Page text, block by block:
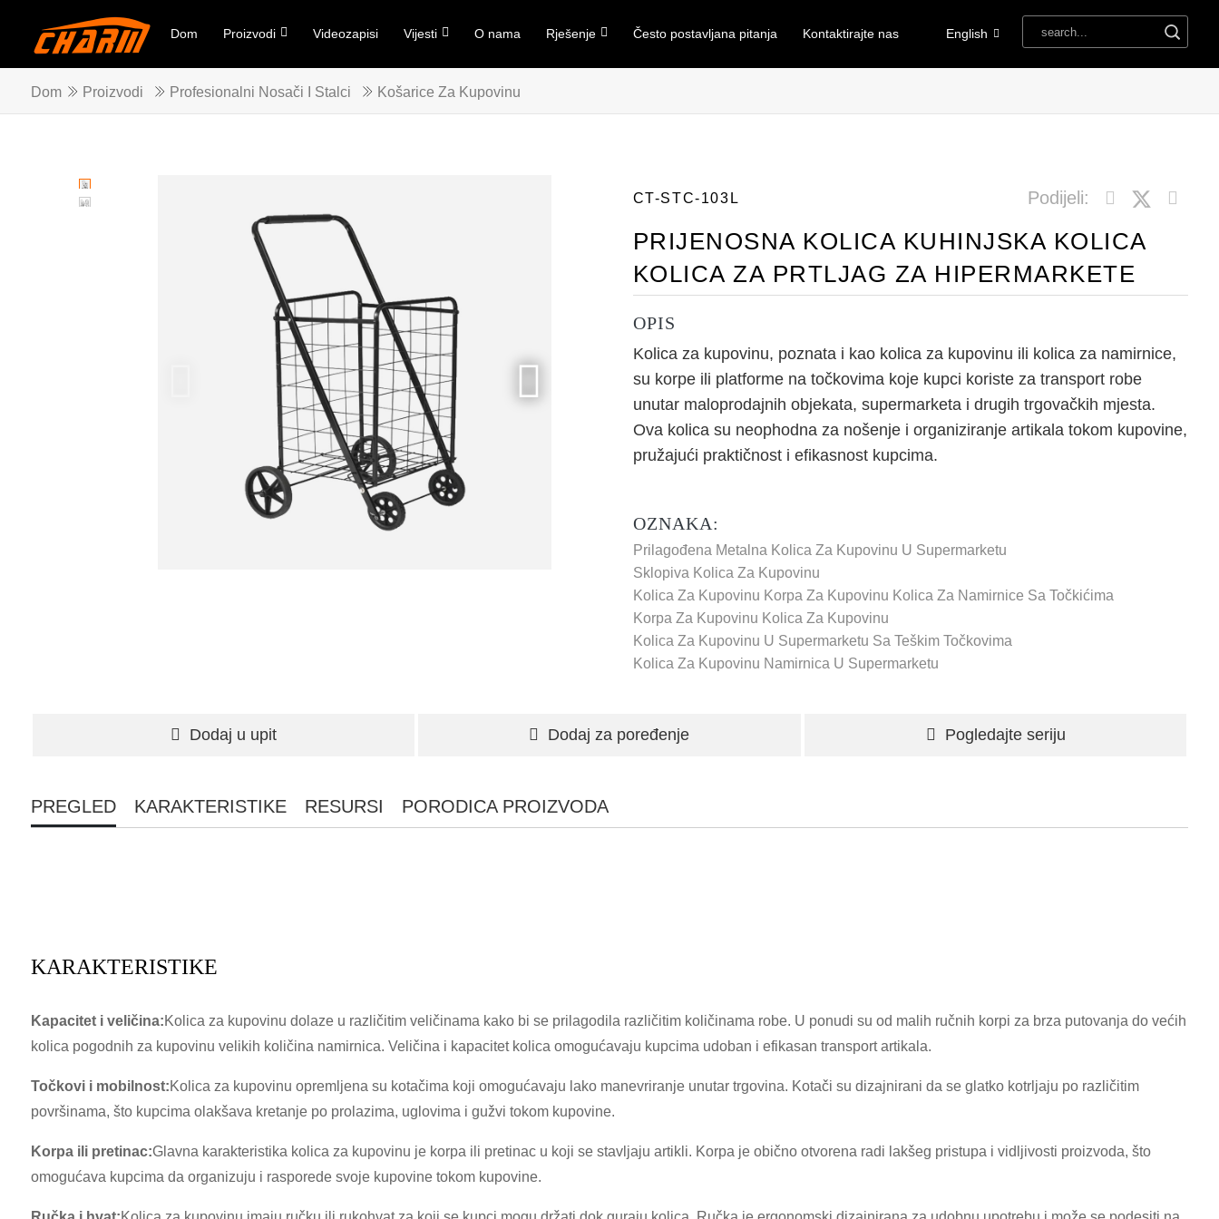
Dom Proizvodi Videozapisi Vijesti O nama Rješenje Često postavljana pitanja Kontaktirajte nas English
Dom Proizvodi Profesionalni Nosači I Stalci Košarice Za Kupovinu
CT-STC-103L Podijeli:
PRIJENOSNA KOLICA KUHINJSKA KOLICA
KOLICA ZA PRTLJAG ZA HIPERMARKETE
OPIS
Kolica za kupovinu, poznata i kao kolica za kupovinu ili kolica za namirnice,
su korpe ili platforme na točkovima koje kupci koriste za transport robe
unutar maloprodajnih objekata, supermarketa i drugih trgovačkih mjesta.
Ova kolica su neophodna za nošenje i organiziranje artikala tokom kupovine,
pružajući praktičnost i efikasnost kupcima.
OZNAKA:
Prilagođena Metalna Kolica Za Kupovinu U Supermarketu
Sklopiva Kolica Za Kupovinu
Kolica Za Kupovinu Korpa Za Kupovinu Kolica Za Namirnice Sa Točkićima
Korpa Za Kupovinu Kolica Za Kupovinu
Kolica Za Kupovinu U Supermarketu Sa Teškim Točkovima
Kolica Za Kupovinu Namirnica U Supermarketu
Dodaj u upit Dodaj za poređenje Pogledajte seriju
PREGLED KARAKTERISTIKE RESURSI PORODICA PROIZVODA
KARAKTERISTIKE
Kapacitet i veličina:Kolica za kupovinu dolaze u različitim veličinama kako bi se prilagodila različitim količinama robe. U ponudi su od malih ručnih korpi za brza putovanja do većih
kolica pogodnih za kupovinu velikih količina namirnica. Veličina i kapacitet kolica omogućavaju kupcima udoban i efikasan transport artikala.
Točkovi i mobilnost:Kolica za kupovinu opremljena su kotačima koji omogućavaju lako manevriranje unutar trgovina. Kotači su dizajnirani da se glatko kotrljaju po različitim
površinama, što kupcima olakšava kretanje po prolazima, uglovima i gužvi tokom kupovine.
Korpa ili pretinac:Glavna karakteristika kolica za kupovinu je korpa ili pretinac u koji se stavljaju artikli. Korpa je obično otvorena radi lakšeg pristupa i vidljivosti proizvoda, što
omogućava kupcima da organizuju i rasporede svoje kupovine tokom kupovine.
×
PODNESITE ZAHTJEV